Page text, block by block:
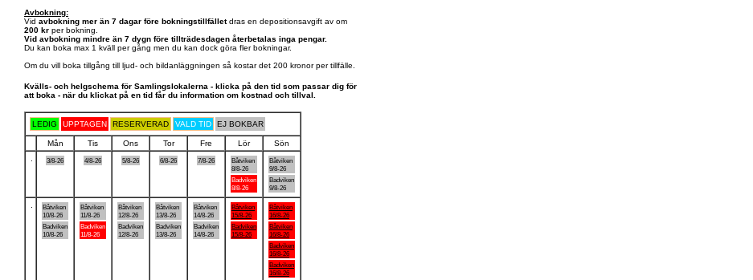
Avbokning:
Vid avbokning mer än 7 dagar före bokningstillfälletdras en depositionsavgift av om
200 kr per bokning.
Vid avbokning mindre än 7 dygn före tillträdesdagen återbetalas inga pengar.
Du kan boka max 1 kväll per gång men du kan dock göra fler bokningar.
Om du vill boka tillgång till ljud- och bildanläggningen så kostar det 200 kronor per tillfälle.
Kvälls- och helgschema för Samlingslokalerna - klicka på den tid som passar dig för
att boka - när du klickat på en tid får du information om kostnad och tillval.
LEDIG UPPTAGEN RESERVERAD VALD TID EJ BOKBAR
Mån Tis Ons Tor Fre Lör
Sön
3/8-26 4/8-26 5/8-26 6/8-26 7/8-26
Båtviken
8/8-26
Badviken
8/8-26
Båtviken
9/8-26
Badviken
9/8-26
Båtviken
10/8-26
Badviken
10/8-26
Båtviken
11/8-26
Badviken
11/8-26
Båtviken
12/8-26
Badviken
12/8-26
Båtviken
13/8-26
Badviken
13/8-26
Båtviken
14/8-26
Badviken
14/8-26
Båtviken
15/8-26
Badviken
15/8-26
Båtviken
16/8-26
Båtviken
16/8-26
Badviken
16/8-26
Badviken
16/8-26